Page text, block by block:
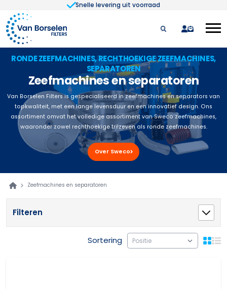
Snelle levering uit voorraad
Ga naar de inhoud
quote
RONDE ZEEFMACHINES, RECHTHOEKIGE ZEEFMACHINES,
SEPARATOREN
Zeefmachines en separatoren
Van Borselen Filters is gespecialiseerd in zeefmachines en separators van
topkwaliteit, met een lange levensduur en een innovatief design. Ons
assortiment omvat het volledige assortiment van Sweco zeefmachines,
waaronder zowel rechthoekige trilzeven als ronde zeefmachines.
Over Sweco
Zeefmachines en separatoren
Filteren
Sortering